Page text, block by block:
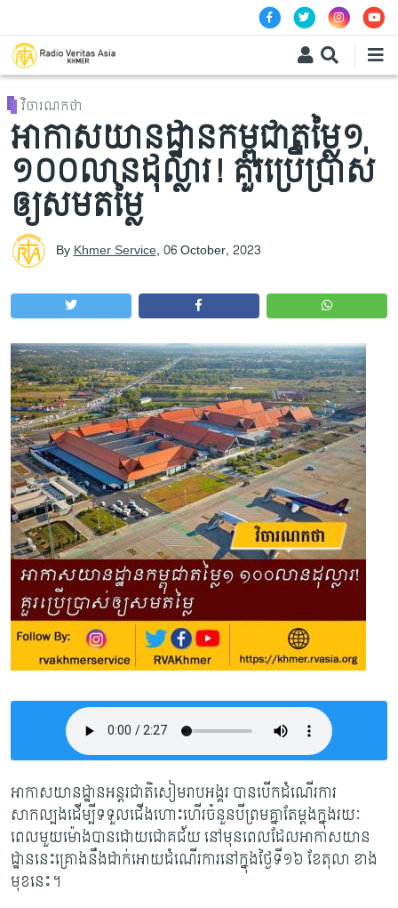
វិចារណកថា
អាកាសយានដ្ឋានកម្ពុជាតម្លៃ១
១០០​លានដុល្លារ! គួរប្រើប្រាស់
ឲ្យសមតម្លៃ​
ByKhmer Service, 06 October, 2023
អាកាសយានដ្ឋានអន្តរជាតិសៀមរាបអង្គរ បានបើកដំណើរការ
សាកល្បងដើម្បីទទួលជើងហោះ​ហើរចំនួនបីព្រមគ្នាតែម្តងក្នុងរយៈ
ពេលមួយម៉ោងបានដោយជោគជ័យ នៅមុនពេលដែ​លអាកាសយាន
ដ្ឋាននេះគ្រោងនឹងដាក់អោយដំណើរការនៅក្នុងថ្ងៃទី​១៦ ខែតុលា ខាង
មុខនេះ​។